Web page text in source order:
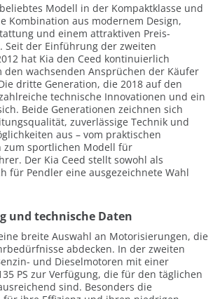
Modell in der Kompaktklasse und
Kombination aus modernem Design,
und einem attraktiven Preis-
Seit der Einführung der zweiten
hat Kia den Ceed kontinuierlich
wachsenden Ansprüchen der Käufer
dritte Generation, die 2018 auf den
technische Innovationen und ein
Beide Generationen zeichnen sich
zuverlässige Technik und
aus – vom praktischen
zum sportlichen Modell für
Der Kia Ceed stellt sowohl als
für Pendler eine ausgezeichnete Wahl
und technische Daten
breite Auswahl an Motorisierungen, die
abdecken. In der zweiten
und Dieselmotoren mit einer
PS zur Verfügung, die für den täglichen
sind. Besonders die